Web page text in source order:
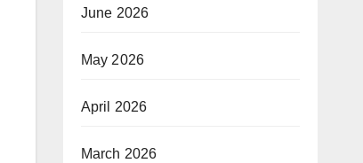
June 2026
May 2026
April 2026
March 2026